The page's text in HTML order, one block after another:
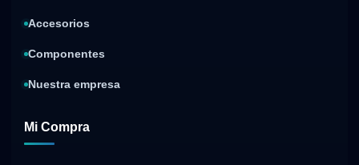
Accesorios
Componentes
Nuestra empresa
Mi Compra